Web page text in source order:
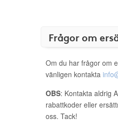
Frågor om
Om du har frågor om
vänligen kontakta
OBS: Kontakta aldrig
rabattkoder eller
oss. Tack!